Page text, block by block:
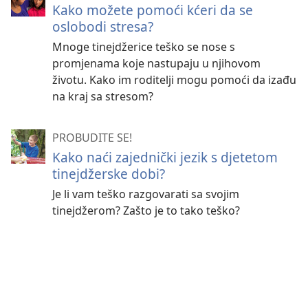
Kako možete pomoći kćeri da se
oslobodi stresa?
Mnoge tinejdžerice teško se nose s
promjenama koje nastupaju u njihovom
životu. Kako im roditelji mogu pomoći da izađu
na kraj sa stresom?
PROBUDITE SE!
Kako naći zajednički jezik s djetetom
tinejdžerske dobi?
Je li vam teško razgovarati sa svojim
tinejdžerom? Zašto je to tako teško?